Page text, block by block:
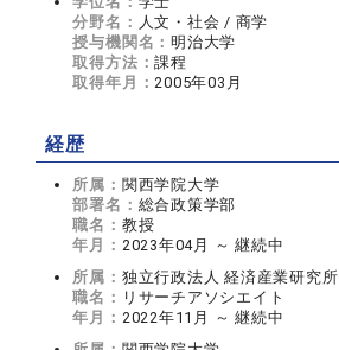
分野名： 人文・社会 / 商学
授与機関名：明治大学
取得方法：課程
取得年月：2005年03月
経歴
所属： 関西学院大学
部署名： 総合政策学部
職名： 教授
年月： 2023年04月 ～ 継続中
所属： 独立行政法人 経済産業研究所
職名： リサーチアソシエイト
年月： 2022年11月 ～ 継続中